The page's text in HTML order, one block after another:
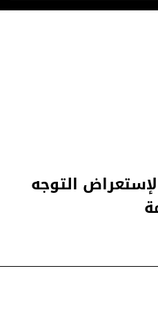
بنتلي EXP 100 GT لإستعراض التوجه